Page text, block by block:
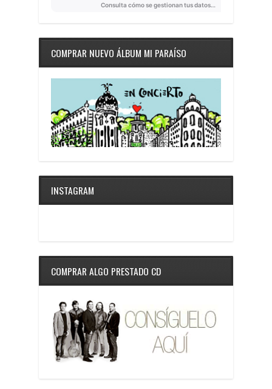
COMPRAR NUEVO ÁLBUM MI PARAÍSO
INSTAGRAM
COMPRAR ALGO PRESTADO CD